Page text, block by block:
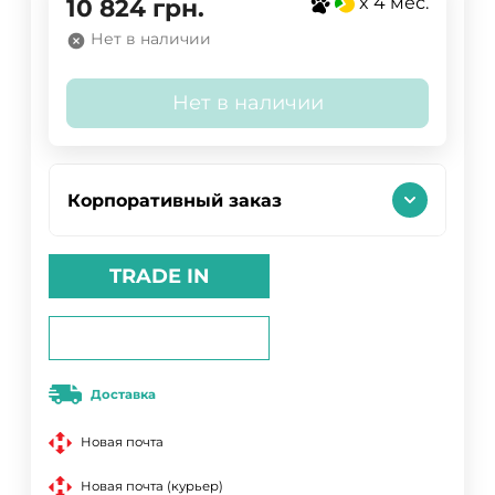
10 824 грн.
Нет в наличии
Нет в наличии
Корпоративный заказ
TRADE IN
Доставка
Новая почта
Новая почта (курьер)